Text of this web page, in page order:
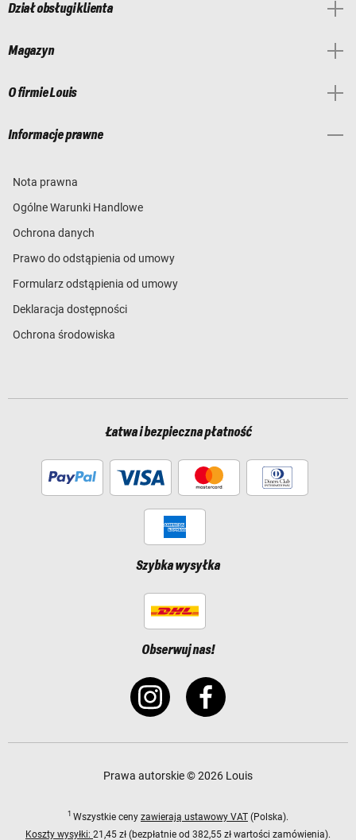
Dział obsługi klienta
Magazyn
O firmie Louis
Informacje prawne
Nota prawna
Ogólne Warunki Handlowe
Ochrona danych
Prawo do odstąpienia od umowy
Formularz odstąpienia od umowy
Deklaracja dostępności
Ochrona środowiska
Łatwa i bezpieczna płatność
Szybka wysyłka
Obserwuj nas!
Prawa autorskie © 2026 Louis
1 Wszystkie ceny zawierają ustawowy VAT (Polska).
Koszty wysyłki: 21,45 zł (bezpłatnie od 382,55 zł wartości zamówienia).